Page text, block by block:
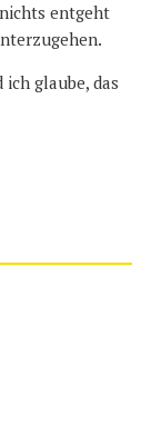
entgeht
ich glaube, das